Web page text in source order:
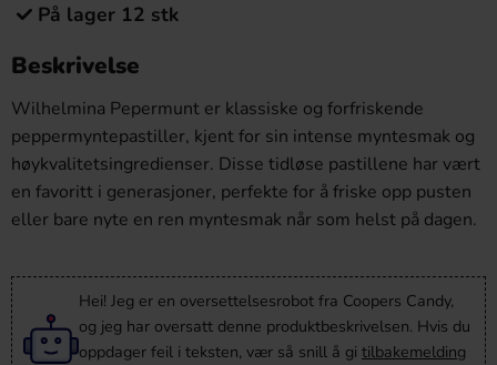
På lager 12 stk
Beskrivelse
Wilhelmina Pepermunt er klassiske og forfriskende
peppermyntepastiller, kjent for sin intense myntesmak og
høykvalitetsingredienser. Disse tidløse pastillene har vært
en favoritt i generasjoner, perfekte for å friske opp pusten
eller bare nyte en ren myntesmak når som helst på dagen.
Hei! Jeg er en oversettelsesrobot fra Coopers Candy,
og jeg har oversatt denne produktbeskrivelsen. Hvis du
oppdager feil i teksten, vær så snill å gi tilbakemelding